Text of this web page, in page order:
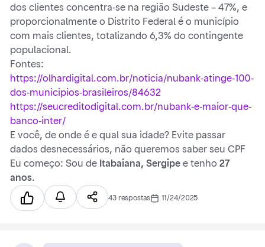
dos clientes concentra-se na região Sudeste – 47%, e
proporcionalmente o Distrito Federal é o município
com mais clientes, totalizando 6,3% do contingente
populacional.
Fontes:
https://olhardigital.com.br/noticia/nubank-atinge-100-
dos-municipios-brasileiros/84632
https://seucreditodigital.com.br/nubank-e-maior-que-
banco-inter/
E você, de onde é e qual sua idade? Evite passar
dados desnecessários, não queremos saber seu CPF
Eu começo: Sou de Itabaiana, Sergipe e tenho 27
anos.
43 respostas 11/24/2025